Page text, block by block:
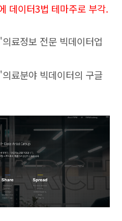
데이터3법 테마주로 부각.
료정보 전문 빅데이터업
료분야 빅데이터의 구글